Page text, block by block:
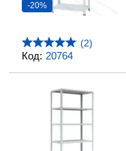
Код: 20764
-20%
(2)